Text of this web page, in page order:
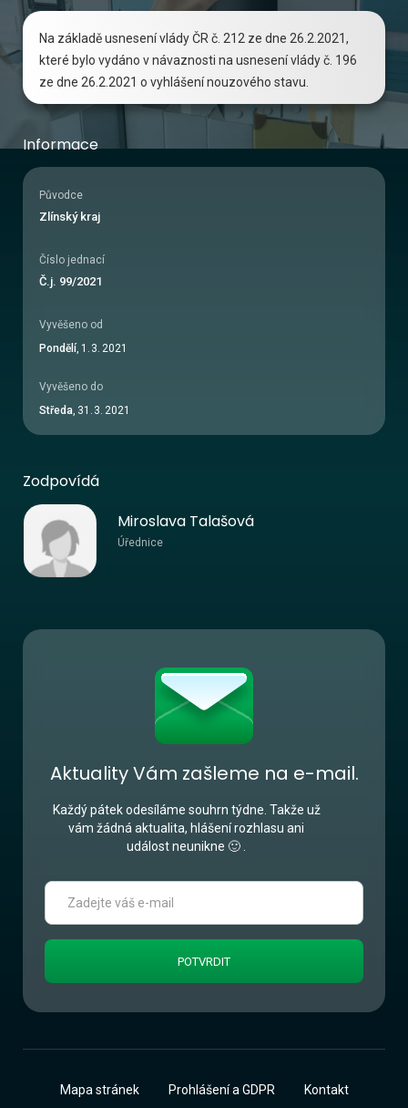
Na základě usnesení vlády ČR č. 212 ze dne 26.2.2021,
které bylo vydáno v návaznosti na usnesení vlády č. 196
ze dne 26.2.2021 o vyhlášení nouzového stavu.
Informace
Původce
Zlínský kraj
Číslo jednací
Č.j. 99/2021
Vyvěšeno od
Pondělí, 1 . 3. 2021
Vyvěšeno do
Středa, 31 . 3. 2021
Zodpovídá
Miroslava Talašová
Úřednice
Aktuality Vám zašleme na e-mail.
Každý pátek odesíláme souhrn týdne. Takže už
vám žádná aktualita, hlášení rozhlasu ani
událost neunikne 🙂 .
Mapa stránek Prohlášení a GDPR Kontakt